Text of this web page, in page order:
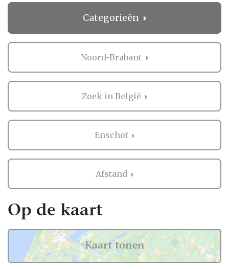
Categorieën
Noord-Brabant
Zoek in België
Enschot
Afstand
Op de kaart
Kaart tonen